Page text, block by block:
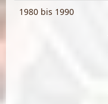
1980 bis 1990